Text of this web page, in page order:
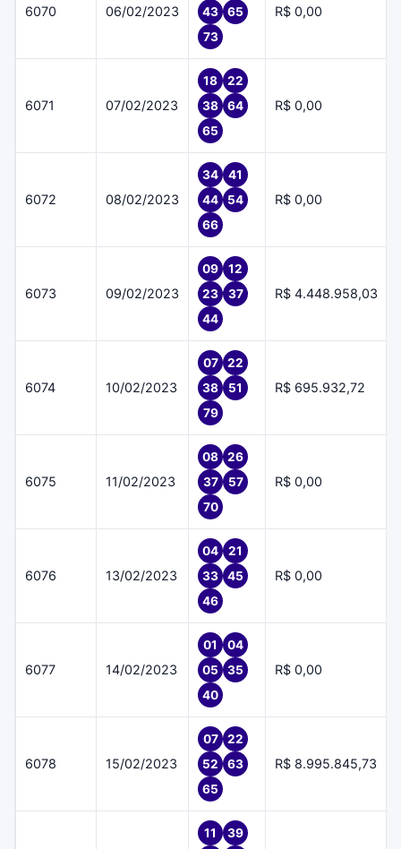
6070 06/02/2023
43
65
73
R$ 0,00
6071 07/02/2023
18
22
38
64
65
R$ 0,00
6072 08/02/2023
34
41
44
54
66
R$ 0,00
6073 09/02/2023
09
12
23
37
44
R$ 4.448.958,03
6074 10/02/2023
07
22
38
51
79
R$ 695.932,72
6075 11/02/2023
08
26
37
57
70
R$ 0,00
6076 13/02/2023
04
21
33
45
46
R$ 0,00
6077 14/02/2023
01
04
05
35
40
R$ 0,00
6078 15/02/2023
07
22
52
63
65
R$ 8.995.845,73
11
39